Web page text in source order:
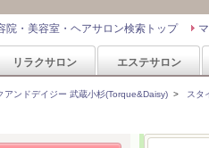
院・美容室・ヘアサロン検索トップ
リラクサロン エステサロン
アンドデイジー 武蔵小杉(Torque&Daisy) > スタ